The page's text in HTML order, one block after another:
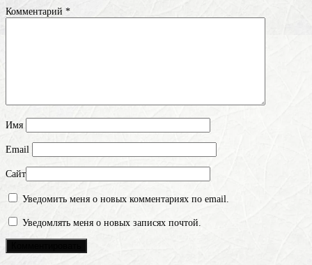
Комментарий *
Имя
Email
Сайт
Уведомить меня о новых комментариях по email.
Уведомлять меня о новых записях почтой.